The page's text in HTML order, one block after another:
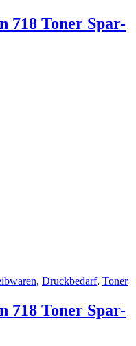
718 Toner Spar-
, Druckbedarf, Toner
718 Toner Spar-